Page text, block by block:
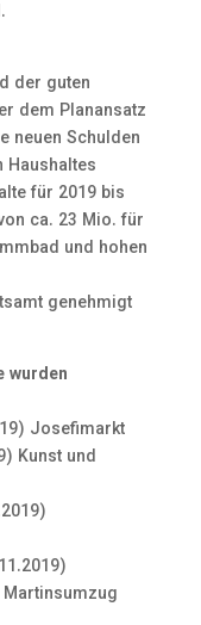
der guten
dem Planansatz
neuen Schulden
Haushaltes
für 2019 bis
ca. 23 Mio. für
und hohen
genehmigt
wurden
Josefimarkt
Kunst und